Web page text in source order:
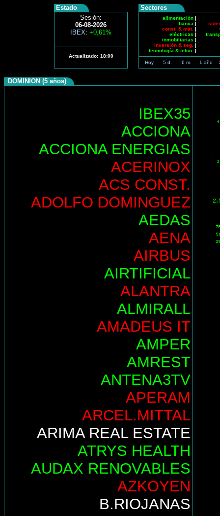
Estado
Sesión:
06-08-2026
IBEX: +0,61%
Actualizado: 18:00
Sectores
alimentación |
banca |
const. & mat. |
eléctricas |
inmobiliarias |
inversión & seg. |
tecnología & telco. |
Hoy 5 d. 6 m. 1 año
DOMINION (5 años)
IBEX35
ACCIONA
ACCIONA ENERGIAS
ACERINOX
ACS CONST.
ADOLFO DOMINGUEZ
AEDAS
AENA
AIRBUS
AIRTIFICIAL
ALANTRA
ALMIRALL
AMADEUS IT
AMPER
AMREST
ANTENA3TV
APERAM
ARCEL.MITTAL
ARIMA REAL ESTATE
ATRYS HEALTH
AUDAX RENOVABLES
AZKOYEN
B.RIOJANAS